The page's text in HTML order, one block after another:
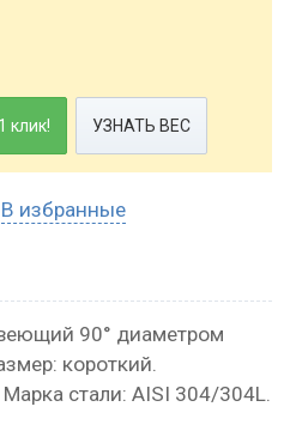
клик! УЗНАТЬ ВЕС
В избранные
90° диаметром
короткий.
стали: AISI 304/304L.